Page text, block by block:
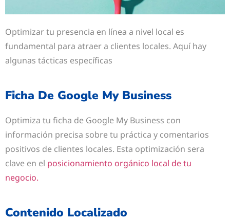
Optimizar tu presencia en línea a nivel local es
fundamental para atraer a clientes locales. Aquí hay
algunas tácticas específicas
Ficha De Google My Business
Optimiza tu ficha de Google My Business con
información precisa sobre tu práctica y comentarios
positivos de clientes locales. Esta optimización sera
clave en el posicionamiento orgánico local de tu
negocio.
Contenido Localizado